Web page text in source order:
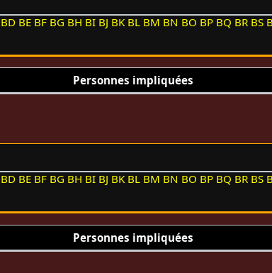
BD BE BF BG BH BI BJ BK BL BM BN BO BP BQ BR BS
Personnes impliquées
BD BE BF BG BH BI BJ BK BL BM BN BO BP BQ BR BS
Personnes impliquées